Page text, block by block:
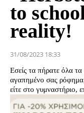
to
reality!
31/08/2023 18:33
Εσείς τα πήρατε όλα
αγαπημένο σας ρόφημα,
είτε στο γυμναστήριο,